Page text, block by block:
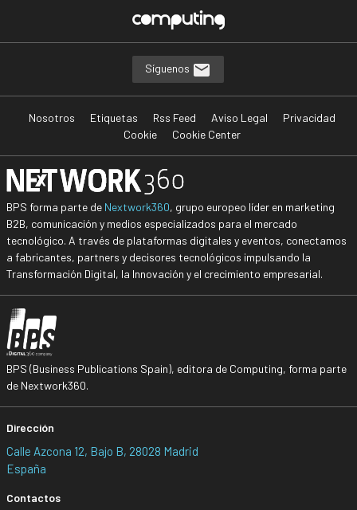
Síguenos
Nosotros Etiquetas Rss Feed Aviso Legal
Privacidad
Cookie
Cookie Center
BPS forma parte de Nextwork360, grupo europeo líder en marketing
B2B, comunicación y medios especializados para el mercado
tecnológico. A través de plataformas digitales y eventos, conectamos
a fabricantes, partners y decisores tecnológicos impulsando la
Transformación Digital, la Innovación y el crecimiento empresarial.
BPS (Business Publications Spain), editora de Computing, forma parte
de Nextwork360.
Dirección
Calle Azcona 12, Bajo B, 28028 Madrid
España
Contactos